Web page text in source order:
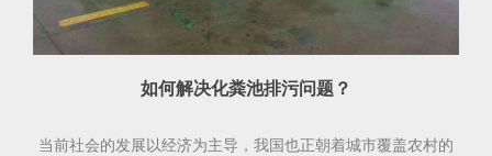
如何解决化粪池排污问题？
当前社会的发展以经济为主导，我国也正朝着城市覆盖农村的